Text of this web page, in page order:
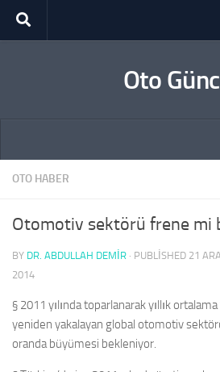
Skip to content
Oto
OTO HABER
Otomotiv sektörü frene mi
BY DR. ABDULLAH DEMİR · PUBLISHED 21
2014
§ 2011 yılında toparlanarak yıllık
yeniden yakalayan global otomotiv
oranda büyümesi bekleniyor.